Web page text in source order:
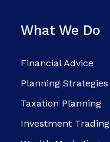
What We Do
Financial Advice
Planning Strategies
Taxation Planning
Investment Trading